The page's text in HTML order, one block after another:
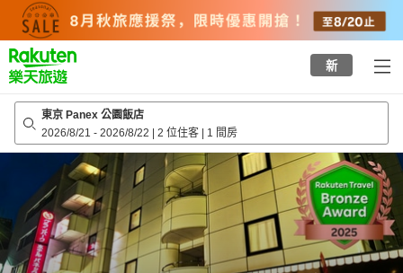
top
page
新
東京 Panex 公園飯店
2026/8/21 - 2026/8/22 | 2 位住客 | 1 間房